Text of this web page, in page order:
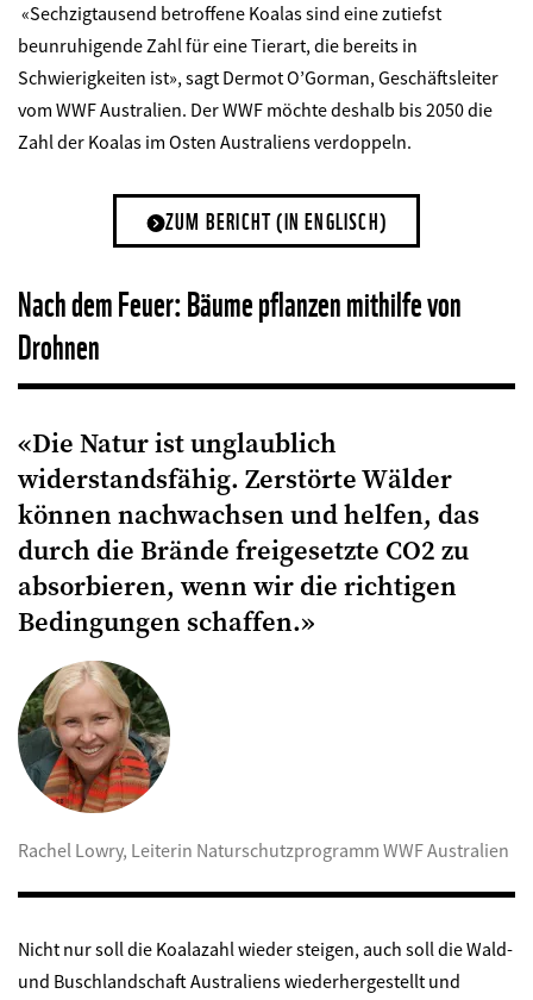
«Sechzigtausend betroffene Koalas sind eine zutiefst
beunruhigende Zahl für eine Tierart, die bereits in
Schwierigkeiten ist», sagt Dermot O’Gorman, Geschäftsleiter
vom WWF Australien. Der WWF möchte deshalb bis 2050 die
Zahl der Koalas im Osten Australiens verdoppeln.
ZUM BERICHT (IN ENGLISCH)
Nach dem Feuer: Bäume pflanzen mithilfe von
Drohnen
«Die Natur ist unglaublich
widerstandsfähig. Zerstörte Wälder
können nachwachsen und helfen, das
durch die Brände freigesetzte CO2 zu
absorbieren, wenn wir die richtigen
Bedingungen schaffen.»
Rachel Lowry, Leiterin Naturschutzprogramm WWF Australien
Nicht nur soll die Koalazahl wieder steigen, auch soll die Wald-
und Buschlandschaft Australiens wiederhergestellt und